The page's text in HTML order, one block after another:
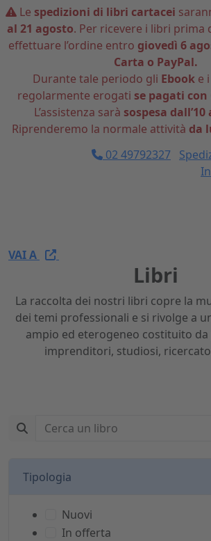
Le spedizioni di libri cartacei
al 21 agosto. Per ricevere i libri prima
effettuare l’ordine entro giovedì 6
Carta o PayPal.
Durante tale periodo gli Ebook e i
regolarmente erogati se pagati con
L’assistenza sarà sospesa
Riprenderemo la normale attività da
02 49792327
VAI A
Libri
La raccolta dei nostri libri copre la
dei temi professionali e si rivolge a
ampio ed eterogeneo costituito
imprenditori, studiosi,
Tipologia
Nuovi
In offerta